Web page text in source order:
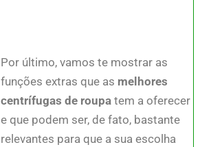
Por último, vamos te mostrar as
funções extras que as melhores
centrífugas de roupa tem a oferecer
e que podem ser, de fato, bastante
relevantes para que a sua escolha